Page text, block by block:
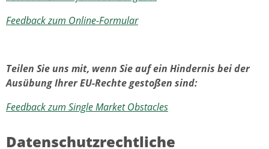
Feedback zum Online-Formular
Teilen Sie uns mit, wenn Sie auf ein Hindernis bei der
Ausübung Ihrer EU-Rechte gestoßen sind:
Feedback zum Single Market Obstacles
Datenschutzrechtliche